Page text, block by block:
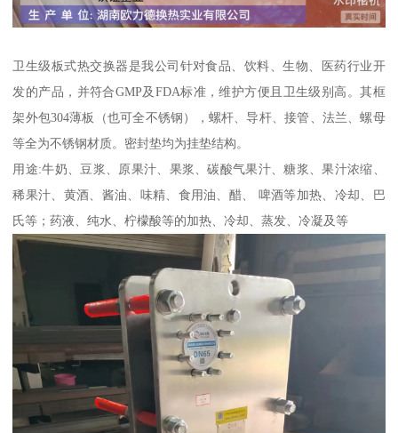
卫生级板式热交换器是我公司针对食品、饮料、生物、医药行业开
发的产品，并符合GMP及FDA标准，维护方便且卫生级别高。其框
架外包304薄板（也可全不锈钢），螺杆、导杆、接管、法兰、螺母
等全为不锈钢材质。密封垫均为挂垫结构。
用途:牛奶、豆浆、原果汁、果浆、碳酸气果汁、糖浆、果汁浓缩、
稀果汁、黄酒、酱油、味精、食用油、醋、 啤酒等加热、冷却、巴
氏等；药液、纯水、柠檬酸等的加热、冷却、蒸发、冷凝及等